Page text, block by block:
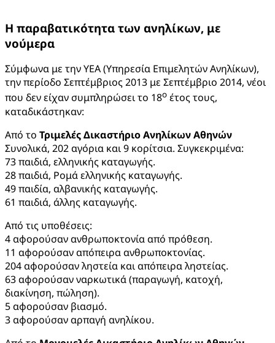
Η παραβατικότητα των ανηλίκων, με
νούμερα
Σύμφωνα με την ΥΕΑ (Υπηρεσία Επιμελητών Ανηλίκων),
την περίοδο Σεπτέμβριος 2013 με Σεπτέμβριο 2014, νέοι
που δεν είχαν συμπληρώσει το 18ο έτος τους,
καταδικάστηκαν:
Από το Τριμελές Δικαστήριο Ανηλίκων Αθηνών
Συνολικά, 202 αγόρια και 9 κορίτσια. Συγκεκριμένα:
73 παιδιά, ελληνικής καταγωγής.
28 παιδιά, Ρομά ελληνικής καταγωγής.
49 παιδία, αλβανικής καταγωγής.
61 παιδιά, άλλης καταγωγής.
Από τις υποθέσεις:
4 αφορούσαν ανθρωποκτονία από πρόθεση.
11 αφορούσαν απόπειρα ανθρωποκτονίας.
204 αφορούσαν ληστεία και απόπειρα ληστείας.
63 αφορούσαν ναρκωτικά (παραγωγή, κατοχή,
διακίνηση, πώληση).
5 αφορούσαν βιασμό.
3 αφορούσαν αρπαγή ανηλίκου.